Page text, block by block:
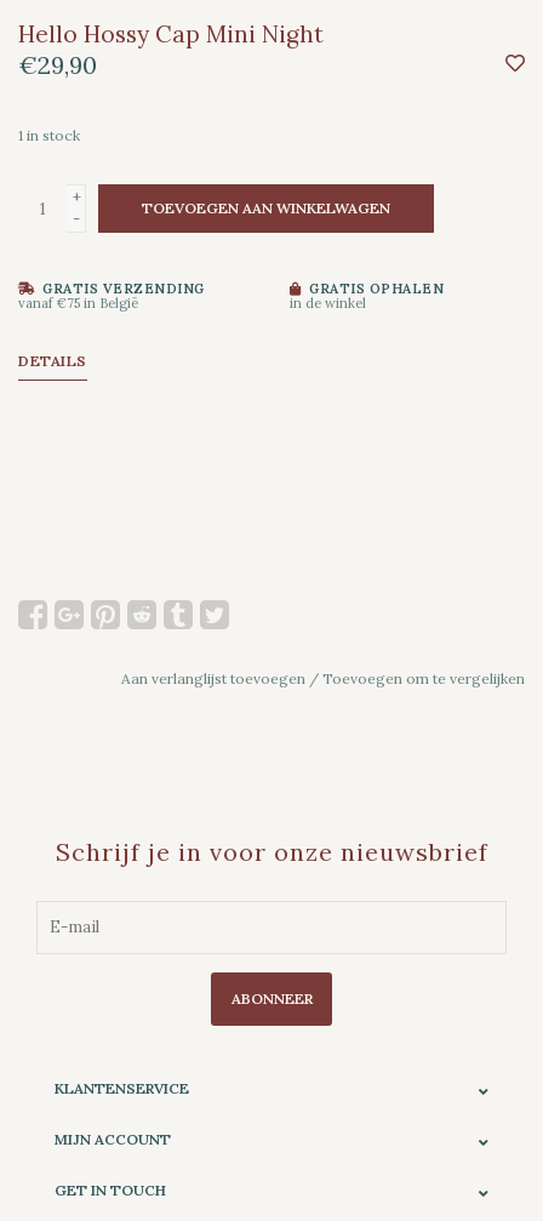
Hello Hossy Cap Mini Night
€29,90
1 in stock
+
-
TOEVOEGEN AAN WINKELWAGEN
GRATIS VERZENDING
vanaf €75 in België
GRATIS OPHALEN
in de winkel
DETAILS
Aan verlanglijst toevoegen / Toevoegen om te vergelijken
Schrijf je in voor onze nieuwsbrief
ABONNEER
KLANTENSERVICE
MIJN ACCOUNT
GET IN TOUCH